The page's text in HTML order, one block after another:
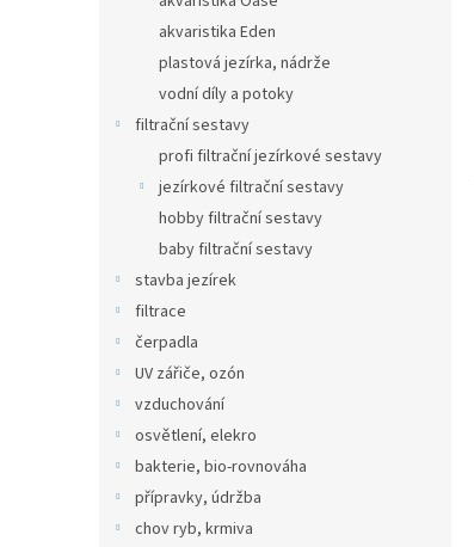
akvaristika Eden
plastová jezírka, nádrže
vodní díly a potoky
filtrační sestavy
profi filtrační jezírkové sestavy
jezírkové filtrační sestavy
hobby filtrační sestavy
baby filtrační sestavy
stavba jezírek
filtrace
čerpadla
UV zářiče, ozón
vzduchování
osvětlení, elekro
bakterie, bio-rovnováha
přípravky, údržba
chov ryb, krmiva